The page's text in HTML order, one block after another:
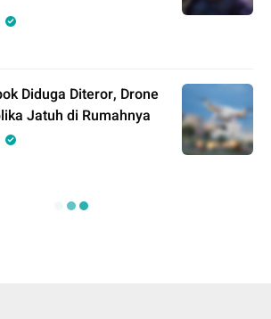
Diduga Diteror, Drone
Jatuh di Rumahnya